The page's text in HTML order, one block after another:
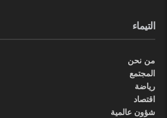
التيماء
من نحن
المجتمع
رياضة
اقتصاد
شؤون عالمية